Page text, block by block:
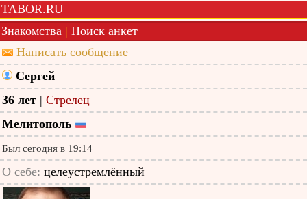
TABOR.RU
Знакомства | Поиск анкет
Написать сообщение
Сергей
36 лет | Стрелец
Мелитополь
Был сегодня в 19:14
О себе: целеустремлённый